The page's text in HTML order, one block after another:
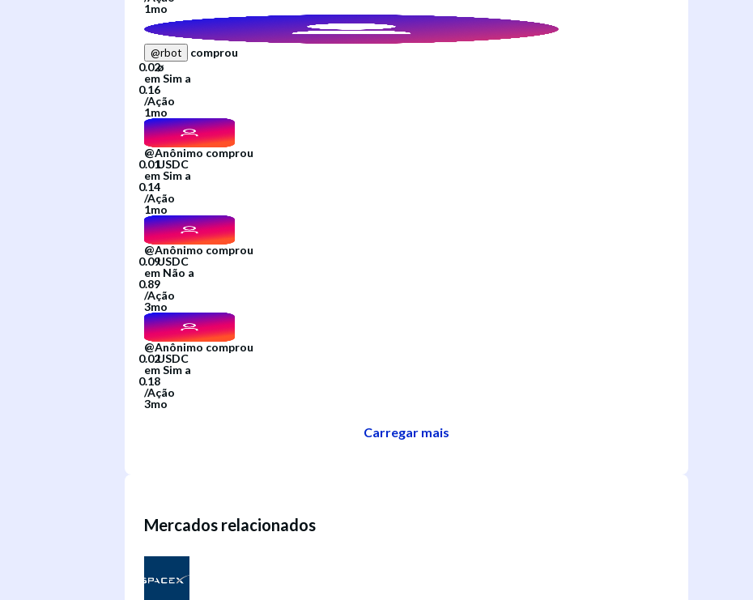
1mo
@rbot
comprou
emSim a
/Ação
1mo
@Anônimo comprou
emSim a
/Ação
1mo
@Anônimo comprou
em Não a
/Ação
3mo
@Anônimo comprou
emSim a
/Ação
3mo
Carregar mais
Mercados relacionados